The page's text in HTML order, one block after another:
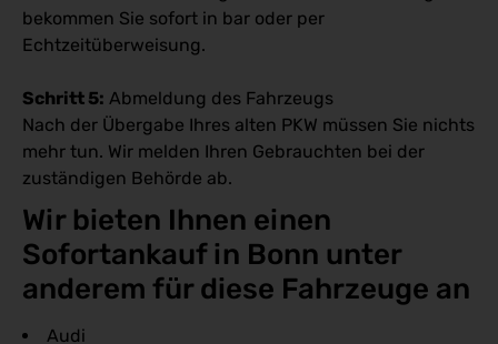
bekommen Sie sofort in bar oder per
Echtzeitüberweisung.
Schritt 5: Abmeldung des Fahrzeugs
Nach der Übergabe Ihres alten PKW müssen Sie nichts
mehr tun. Wir melden Ihren Gebrauchten bei der
zuständigen Behörde ab.
Wir bieten Ihnen einen
Sofortankauf in Bonn unter
anderem für diese Fahrzeuge an
Audi